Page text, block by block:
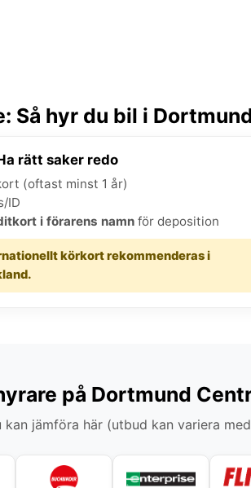
Så hyr du bil i
rätt saker redo
(oftast minst 1 år)
ID
i förarens namn för deposition
körkort rekommenderas i
på Dortmund
kan jämföra här (utbud kan variera